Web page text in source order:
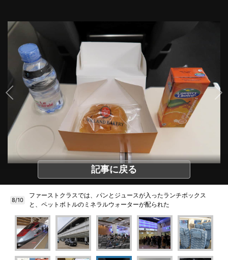
記事に戻る
8/10
ファーストクラスでは、パンとジュースが入ったランチボックス
と、ペットボトルのミネラルウォーターが配られた